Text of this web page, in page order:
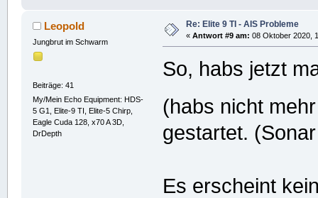
Leopold
Jungbrut im Schwarm
Beiträge: 41
My/Mein Echo Equipment: HDS-
5 G1, Elite-9 TI, Elite-5 Chirp,
Eagle Cuda 128, x70 A 3D,
DrDepth
Re: Elite 9 TI - AIS Probleme
« Antwort #9 am: 08 Oktober 2020,
So, habs jetzt
(habs nicht
gestartet.
Es erscheint